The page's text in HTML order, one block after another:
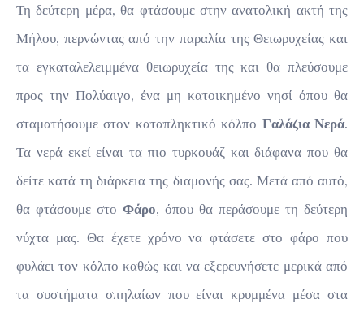
Τη δεύτερη μέρα, θα φτάσουμε στην ανατολική ακτή της
Μήλου, περνώντας από την παραλία της Θειωρυχείας και
τα εγκαταλελειμμένα θειωρυχεία της και θα πλεύσουμε
προς την Πολύαιγο, ένα μη κατοικημένο νησί όπου θα
σταματήσουμε στον καταπληκτικό κόλπο Γαλάζια Νερά.
Τα νερά εκεί είναι τα πιο τυρκουάζ και διάφανα που θα
δείτε κατά τη διάρκεια της διαμονής σας. Μετά από αυτό,
θα φτάσουμε στο Φάρο, όπου θα περάσουμε τη δεύτερη
νύχτα μας. Θα έχετε χρόνο να φτάσετε στο φάρο που
φυλάει τον κόλπο καθώς και να εξερευνήσετε μερικά από
τα συστήματα σπηλαίων που είναι κρυμμένα μέσα στα